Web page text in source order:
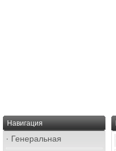
Навигация
· Генеральная